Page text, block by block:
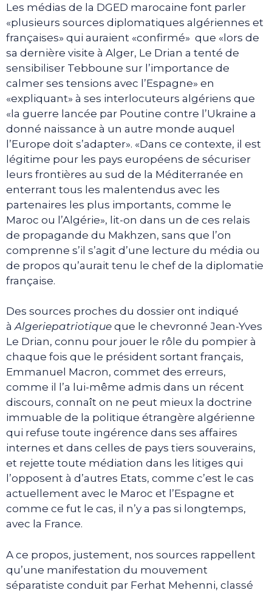
Les médias de la DGED marocaine font parler
«plusieurs sources diplomatiques algériennes et
françaises» qui auraient «confirmé» que «lors de
sa dernière visite à Alger, Le Drian a tenté de
sensibiliser Tebboune sur l’importance de
calmer ses tensions avec l’Espagne» en
«expliquant» à ses interlocuteurs algériens que
«la guerre lancée par Poutine contre l’Ukraine a
donné naissance à un autre monde auquel
l’Europe doit s’adapter». «Dans ce contexte, il est
légitime pour les pays européens de sécuriser
leurs frontières au sud de la Méditerranée en
enterrant tous les malentendus avec les
partenaires les plus importants, comme le
Maroc ou l’Algérie», lit-on dans un de ces relais
de propagande du Makhzen, sans que l’on
comprenne s’il s’agit d’une lecture du média ou
de propos qu’aurait tenu le chef de la diplomatie
française.
Des sources proches du dossier ont indiqué
àAlgeriepatriotique que le chevronné Jean-Yves
Le Drian, connu pour jouer le rôle du pompier à
chaque fois que le président sortant français,
Emmanuel Macron, commet des erreurs,
comme il l’a lui-même admis dans un récent
discours, connaît on ne peut mieux la doctrine
immuable de la politique étrangère algérienne
qui refuse toute ingérence dans ses affaires
internes et dans celles de pays tiers souverains,
et rejette toute médiation dans les litiges qui
l’opposent à d’autres Etats, comme c’est le cas
actuellement avec le Maroc et l’Espagne et
comme ce fut le cas, il n’y a pas si longtemps,
avec la France.
A ce propos, justement, nos sources rappellent
qu’une manifestation du mouvement
séparatiste conduit par Ferhat Mehenni, classé